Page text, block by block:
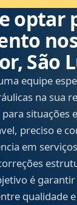
optar
São
equipe
na sua
situações
preciso e
em
é
qualidade